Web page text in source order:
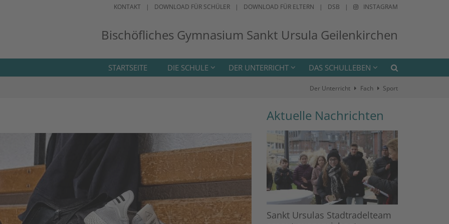
KONTAKT DOWNLOAD FÜR SCHÜLER DOWNLOAD FÜR ELTERN DSB INSTAGRAM
Bischöfliches Gymnasium Sankt Ursula Geilenkirchen
STARTSEITE DIE SCHULE DER UNTERRICHT DAS SCHULLEBEN
Der Unterricht Fach Sport
Aktuelle Nachrichten
Sankt Ursulas Stadtradelteam